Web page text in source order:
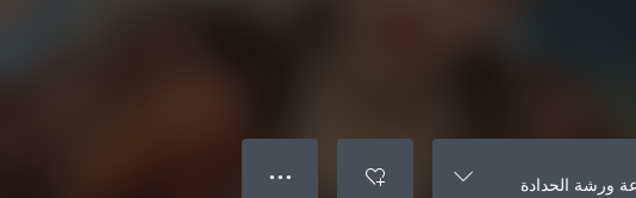
ورشة الحدادة
● ● ●